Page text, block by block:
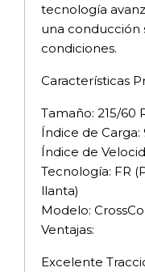
tecnología
una conducción
condiciones.
Características
Tamaño: 215/60
Índice de
Índice de
Tecnología: FR
llanta)
Modelo:
Ventajas:
Excelente